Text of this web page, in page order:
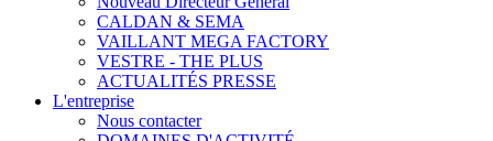
CALDAN & SEMA
VAILLANT MEGA FACTORY
VESTRE - THE PLUS
ACTUALITÉS PRESSE
L'entreprise
Nous contacter